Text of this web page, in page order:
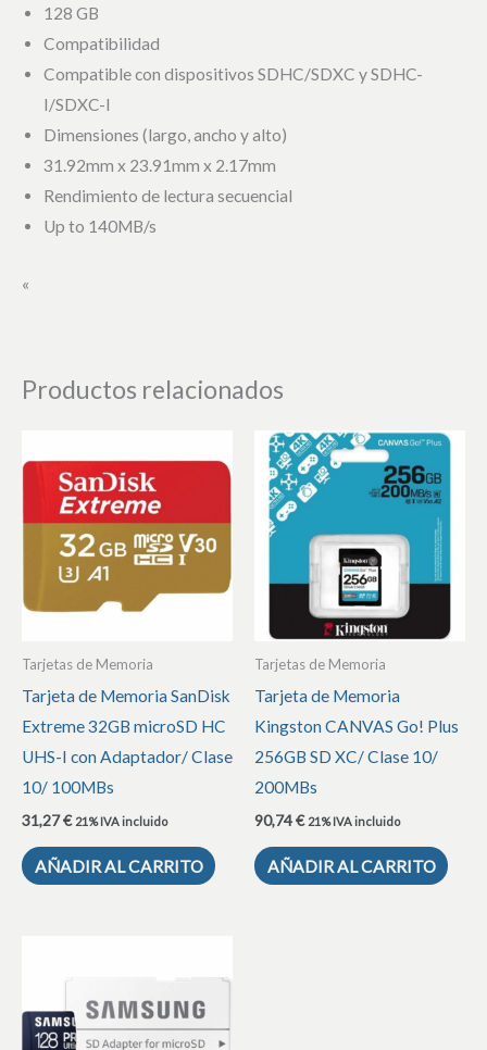
128 GB
Compatibilidad
Compatible con dispositivos SDHC/SDXC y SDHC-
I/SDXC-I
Dimensiones (largo, ancho y alto)
31.92mm x 23.91mm x 2.17mm
Rendimiento de lectura secuencial
Up to 140MB/s
«
Productos relacionados
Tarjetas de Memoria
Tarjeta de Memoria SanDisk
Extreme 32GB microSD HC
UHS-I con Adaptador/ Clase
10/ 100MBs
31,27€ 21% IVA incluido
AÑADIR AL CARRITO
Tarjetas de Memoria
Tarjeta de Memoria
Kingston CANVAS Go! Plus
256GB SD XC/ Clase 10/
200MBs
90,74€ 21% IVA incluido
AÑADIR AL CARRITO